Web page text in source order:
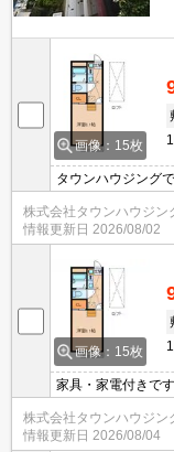
画像：15枚
タウンハウジング
きる設備仕様！駅
株式会社タウンハウジン
情報更新日 2026/08/02
画像：15枚
家具・家電付きで
ご契約金のクレジ
グひばりヶ丘店へ
株式会社タウンハウジン
情報更新日 2026/08/04